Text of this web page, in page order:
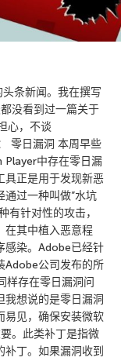
条新闻。我在撰写
没看到过一篇关于
心，不谈
零日漏洞 本周早些
Player中存在零日漏
具正是用于发现新恶
过一种叫做”水坑
有针对性的攻击，
在其中植入恶意程
感染。Adobe已经针
Adobe公司发布的所
样存在零日漏洞问
我想说的是零日漏洞
易见，确保安装微软
。此类补丁是指微
丁。如果漏洞收到